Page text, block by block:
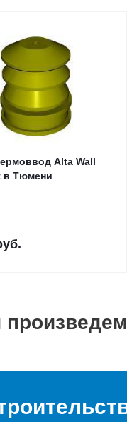
Alta Wall
в Тюмени